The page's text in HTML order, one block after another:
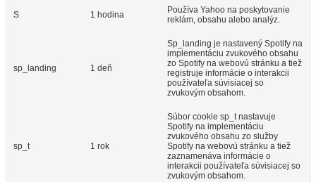
S 1 hodina
Používa Yahoo na poskytovanie
reklám, obsahu alebo analýz.
sp_landing 1 deň
Sp_landing je nastavený Spotify na
implementáciu zvukového obsahu
zo Spotify na webovú stránku a tiež
registruje informácie o interakcii
používateľa súvisiacej so
zvukovým obsahom.
sp_t 1 rok
Súbor cookie sp_t nastavuje
Spotify na implementáciu
zvukového obsahu zo služby
Spotify na webovú stránku a tiež
zaznamenáva informácie o
interakcii používateľa súvisiacej so
zvukovým obsahom.